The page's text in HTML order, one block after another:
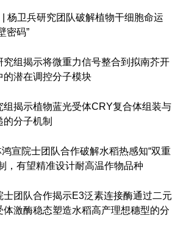
| 杨卫兵研究团队破解植物干细胞命运
密码”
究组揭示将微重力信号整合到拟南芥开
的潜在调控分子模块
组揭示植物蓝光受体CRY复合体组装与
的分子机制
宣院士团队合作破解水稻热感知“双重
，有望精准设计耐高温作物品种
士团队合作揭示E3泛素连接酶通过二元
体激酶稳态塑造水稻高产理想穗型的分